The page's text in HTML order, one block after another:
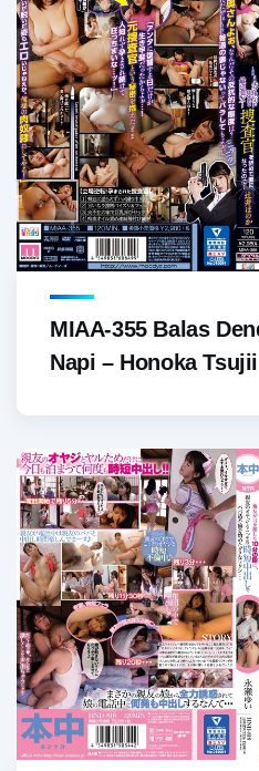
MIAA-355 Balas
Napi – Honoka Tsujii